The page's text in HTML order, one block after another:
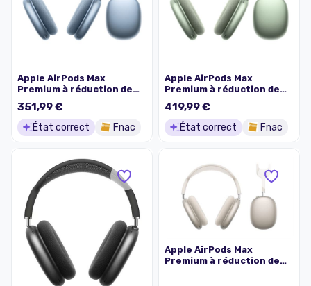
Apple AirPods Max
Premium à réduction de
Bleu Reconditionné
Reborn
351,99 €
État correct Fnac
Apple AirPods Max
Premium à réduction de
Vert Reconditionné
Reborn
419,99 €
État correct Fnac
Apple AirPods Max
Premium à réduction de